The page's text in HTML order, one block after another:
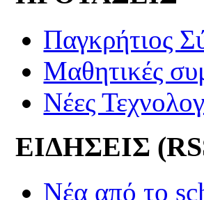
Παγκρήτιος
Μαθητικές
Νέες
ΕΙΔΗΣΕΙΣ
Νέα από το